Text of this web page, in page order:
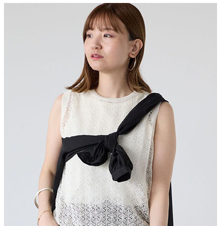
4.訂單成立30分鐘內，如未前往確認交易或遇審核未通過，訂單將自動取
消。如遇「轉專審核」未通過狀況，表示未達大哥付你分期系統評分，恕無
1.分期款項不併入電信帳單，「大哥付你分期」於每月結算日後寄送繳費提
2.透過簡訊連結打開帳單後，可選擇「超商條碼／台灣大直營門市／銀行轉
帳／街口支付／iPASS MONEY」等通路繳費。
1.本服務係由「台灣大哥大股份有限公司」（以下簡稱本公司）所提供，讓
用戶於交易時，得透過本服務購買商品或服務，並由商店將買賣／分期付款
買賣價金債權讓與本公司後，依約使用本公司帳單繳交帳款。
2.基於同意付款使用「大哥付你分期」之契約關係目的，商店將以您的個人
資料（包含姓名、電話或地址）提供予台灣大哥大進項蒐集、處理及利用，
由本公司與您本人進行分期帳單所需資料之確認、核對及更正。
3.完整用戶服務條款，請詳閱以下連結：https://oppay.tw/userRule
１．簡單：不需註冊會員、不需綁卡、不需儲值。
２．便利：只要手機號碼，簡訊認證，即可結帳。
３．安心：先確認商品／服務後，再付款。
【「AFTEE先享後付」結帳流程】
１．於結帳方式選擇「AFTEE先享後付」後，將跳轉至「AFTEE先享後付」
結帳頁面，進行簡訊認證並確認金額後，即可完成結帳。
２．訂單成立數日內，您將收到繳費通知簡訊。
３．收到繳費通知簡訊後14天內，點擊此簡訊中的連結，可透過四大超商／
ATM／網路銀行／等多元方式進行付款，方視為交易完成。
※ 請注意：結帳手續完成當下不需立刻繳費，但若您需要取消訂單，請聯絡
購買商品的店家。未經商家同意取消之訂單仍視為有效，需透過AFTEE先享
後付繳納相關費用。
※ 交易是否成功請以「AFTEE先享後付 」之結帳頁面顯示為準，若有關於
是否繳費成功／繳費後需取消欲退款等相關疑問，請聯繫「AFTEE先享後付
https://netprotections.freshdesk.com/support/home
【注意事項】
１．透過由恩沛科技股份有限公司提供之「AFTEE先享後付」服務完成之交
易，需依本服務之必要範圍內提供個人資料，並將交易相關給付款項請求債
權轉讓予恩沛科技股份有限公司。
２．關於個人資料處理事宜，請瀏覽以下網址：
https://aftee.tw/terms/#terms3
３．未成年的使用者請事先徵得法定代理人或監護人之同意方可使用
「AFTEE先享後付」，若未經同意申辦者引起之損失，本公司不負相關責
每筆NT$60，滿NT$388(含以上)免運費
每筆NT$60，滿NT$388(含以上)免運費
每筆NT$60，滿NT$888(含以上)免運費
每筆NT$60，滿NT$888(含以上)免運費
7-11取貨付款
每筆NT$60，滿NT$888(含以上)免運費
每筆NT$60，滿NT$888(含以上)免運費